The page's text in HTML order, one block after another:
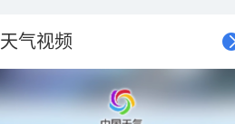
天气视频